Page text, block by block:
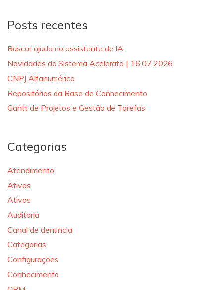
Posts recentes
Buscar ajuda no assistente de IA.
Novidades do Sistema Acelerato | 16.07.2026
CNPJ Alfanumérico
Repositórios da Base de Conhecimento
Gantt de Projetos e Gestão de Tarefas
Categorias
Atendimento
Ativos
Ativos
Auditoria
Canal de denúncia
Categorias
Configurações
Conhecimento